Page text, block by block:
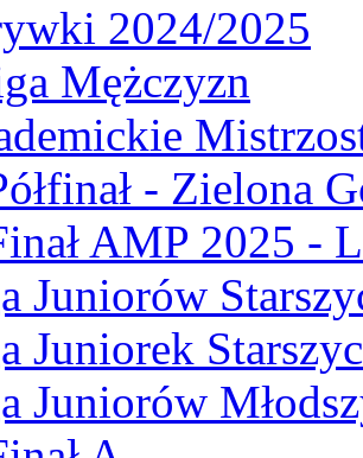
2024/2025
Mężczyzn
- Zielona
AMP 2025 -
Juniorów
Juniorek
Juniorów